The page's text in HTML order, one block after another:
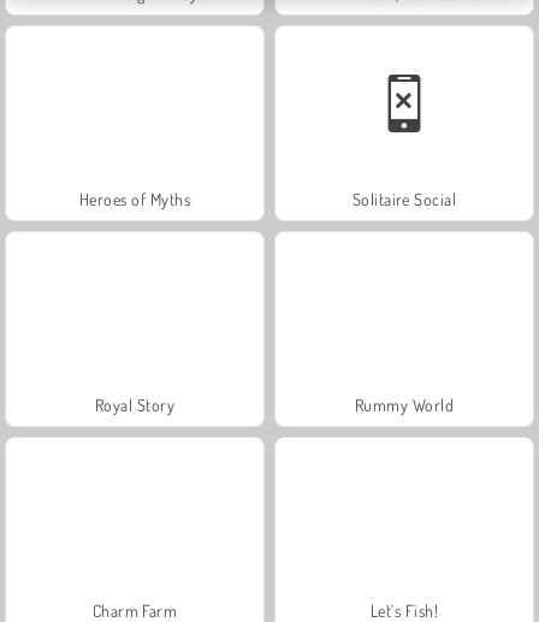
Heroes of Myths Solitaire Social
Royal Story Rummy World
Charm Farm Let's Fish!